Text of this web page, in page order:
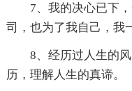
7、我的决心已下
司，也为了我自己，我
8、经历过人生的
历，理解人生的真谛。